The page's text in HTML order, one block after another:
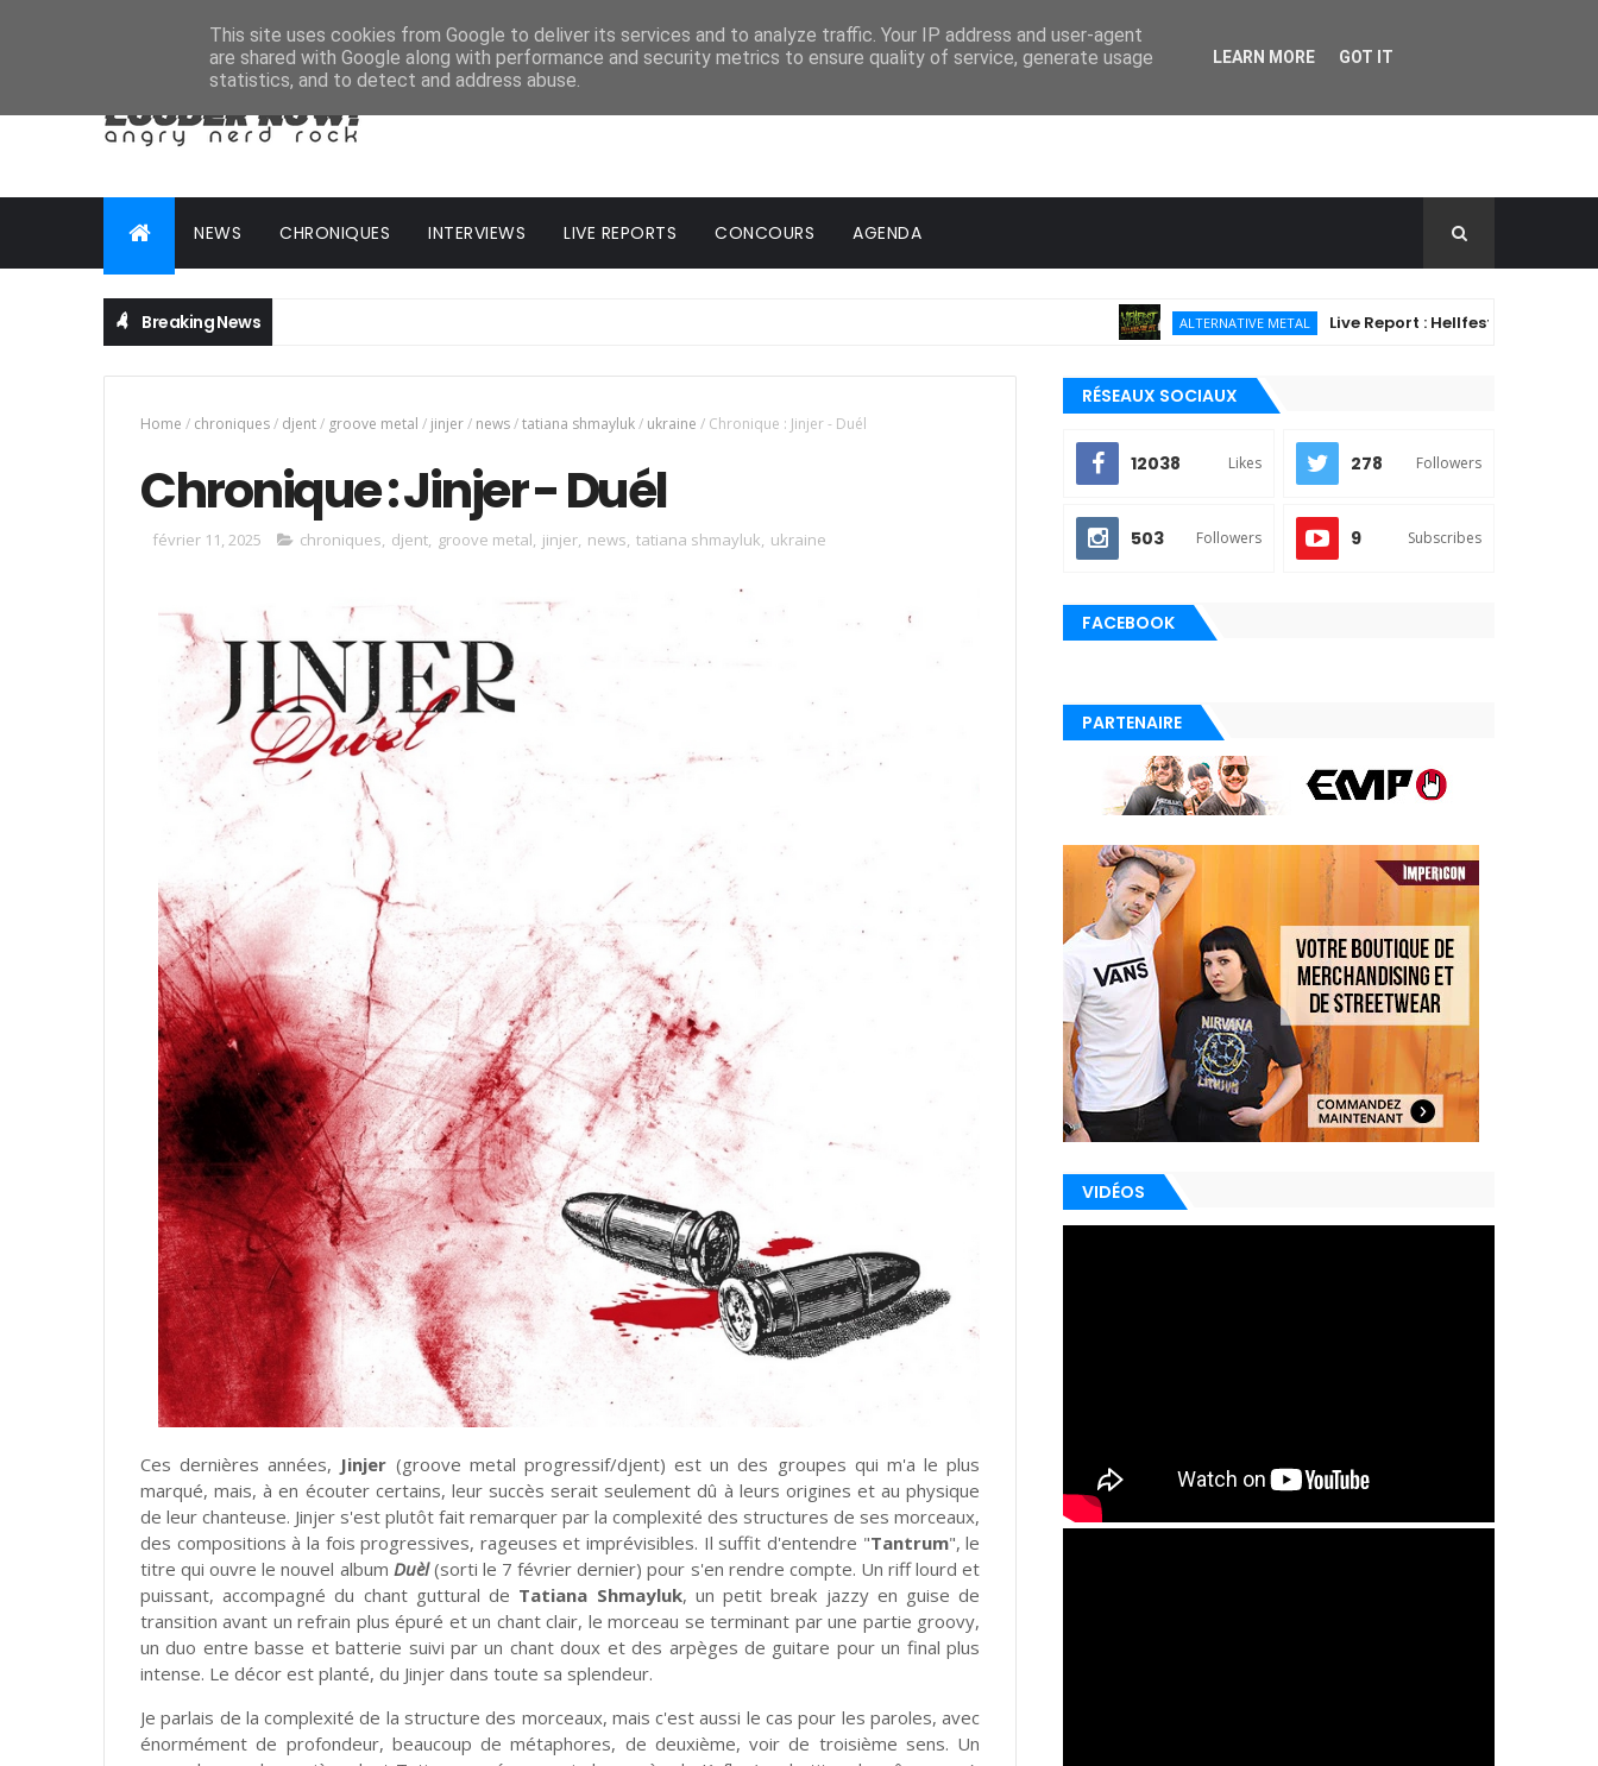
NEWS CHRONIQUES INTERVIEWS LIVE REPORTS CONCOURS AGENDA
Breaking News ALTERNATIVE METAL Live Report : Hellfest 2026 - Jour 4 (21/
Home / chroniques/ djent/ groove metal / jinjer/ news/tatiana shmayluk/ ukraine / Chronique : Jinjer - Duél
Chronique : Jinjer - Duél
février 11, 2025 chroniques, djent, groove metal, jinjer, news, tatiana shmayluk, ukraine
Ces dernières années, Jinjer (groove metal progressif/djent) est un des groupes qui m'a le plus
marqué, mais, à en écouter certains, leur succès serait seulement dû à leurs origines et au physique
de leur chanteuse. Jinjer s'est plutôt fait remarquer par la complexité des structures de ses morceaux,
des compositions à la fois progressives, rageuses et imprévisibles. Il suffit d'entendre "Tantrum", le
titre qui ouvre le nouvel album Duèl(sorti le 7 février dernier) pour s'en rendre compte. Un riff lourd et
puissant, accompagné du chant guttural de Tatiana Shmayluk, un petit break jazzy en guise de
transition avant un refrain plus épuré et un chant clair, le morceau se terminant par une partie groovy,
un duo entre basse et batterie suivi par un chant doux et des arpèges de guitare pour un final plus
intense. Le décor est planté, du Jinjer dans toute sa splendeur.
Je parlais de la complexité de la structure des morceaux, mais c'est aussi le cas pour les paroles, avec
énormément de profondeur, beaucoup de métaphores, de deuxième, voir de troisième sens. Un
RÉSEAUX SOCIAUX
12038 Likes 278 Followers
503 Followers 9 Subscribes
FACEBOOK
PARTENAIRE
VIDÉOS
This site uses cookies from Google to deliver its services and to analyze traffic. Your IP address and user-agent
are shared with Google along with performance and security metrics to ensure quality of service, generate usage
statistics, and to detect and address abuse.
LEARN MORE GOT IT